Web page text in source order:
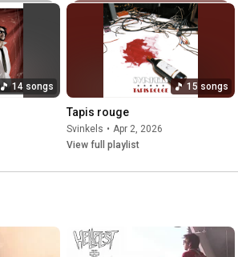
14 songs 15 songs
Tapis rouge
Svinkels • Apr 2, 2026
View full playlist